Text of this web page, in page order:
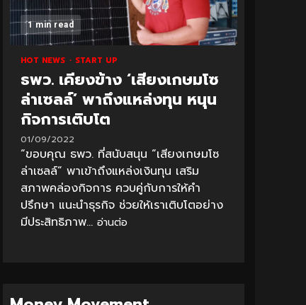
1 min read
HOT NEWS START UP
ธพว. เคียงข้าง ‘เสียงเกษมโซ
ล่าเซลล์’ พาถึงแหล่งทุน หนุน
กิจการเติบโต
01/09/2022
“ขอบคุณ ธพว. ที่สนับสนุน “เสียงเกษมโซ
ล่าเซลล์” พาเข้าถึงแหล่งเงินทุน เสริม
สภาพคล่องกิจการ ควบคู่กับการให้คำ
ปรึกษา แนะนำธุรกิจ ช่วยให้เราเติบโตอย่าง
มีประสิทธิภาพ... อ่านต่อ